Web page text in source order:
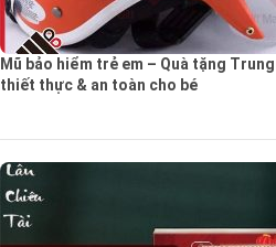
Mũ bảo hiểm trẻ em – Quà tặng
thiết thực & an toàn cho bé